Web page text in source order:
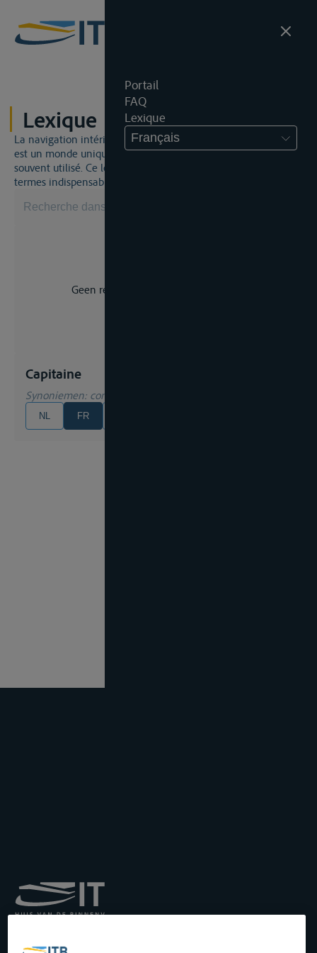
Portail
FAQ
Lexique
Français
Lexique
La navigation intérieure et du droit de la navigation intérieure
est un monde unique. Cela signifie qu'un jargon spécifique est
souvent utilisé. Ce lexique vous aidera à maîtriser certains
termes indispensables.
Geen resultaat voor uw zoekopdracht.
Capitaine
Synoniemen: commandant, capitaine de navire
NL FR